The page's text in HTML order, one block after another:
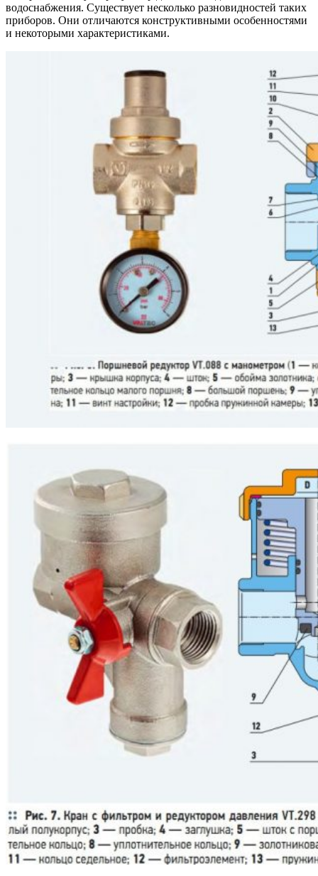
водоснабжения. Существует несколько разновидностей таких
приборов. Они отличаются конструктивными особенностями
и некоторыми характеристиками.